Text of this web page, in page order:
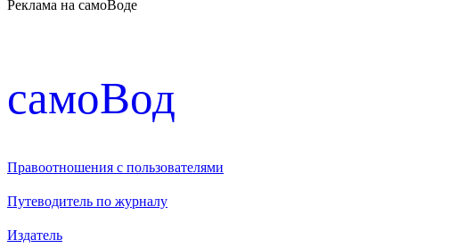
Реклама на самоВоде
cамоВод
Правоотношения с пользователями
Путеводитель по журналу
Издатель